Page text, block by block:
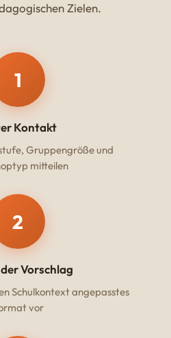
Zielen.
1
Kontakt
Gruppengröße und
mitteilen
2
Vorschlag
Schulkontext angepasstes
vor